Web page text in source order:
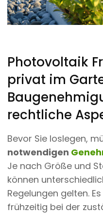
Photovoltaik
privat im
rechtliche
Bevor Sie loslegen,
notwendigen
Je nach Größe und
können
Regelungen gelten.
frühzeitig bei der